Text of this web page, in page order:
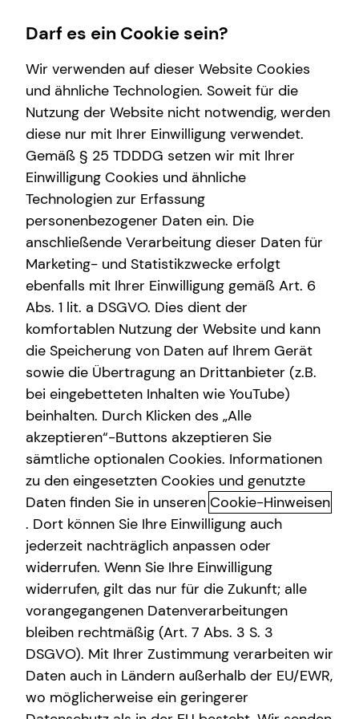
Wissenswertes
Interview
Über mich
Über tecis
Podcast
teamzukunft
Finanzberatung
Immobilienfinanzierung
Investment
Altersvorsorge
Karriere
Karrierechancen
Trainee
Praktikum
Service
Kundenportal
Schadenabwicklung
Stjepan Filipovic
Interview mit Stjepan Filipovic
Seit wann bist du schon bei tecis?
Seit dem 01.06.2003
Welchen Beruf hattest du, bevor du zu tecis
gekommen bist?
Erstes Semester Wirtschaftsinformatik
Warum hast du dich für eine Tätigkeit bei tecis
entschieden?
Schon als Jugendlicher habe ich mich für Börse
Was war dein schönstes oder emotionalstes
Darf es ein Cookie sein?
Wir verwenden auf dieser Website Cookies
und ähnliche Technologien. Soweit für die
Nutzung der Website nicht notwendig, werden
diese nur mit Ihrer Einwilligung verwendet.
Gemäß § 25 TDDDG setzen wir mit Ihrer
Einwilligung Cookies und ähnliche
Technologien zur Erfassung
personenbezogener Daten ein. Die
anschließende Verarbeitung dieser Daten für
Marketing- und Statistikzwecke erfolgt
ebenfalls mit Ihrer Einwilligung gemäß Art. 6
Abs. 1 lit. a DSGVO. Dies dient der
komfortablen Nutzung der Website und kann
die Speicherung von Daten auf Ihrem Gerät
sowie die Übertragung an Drittanbieter (z.B.
bei eingebetteten Inhalten wie YouTube)
beinhalten. Durch Klicken des „Alle
akzeptieren“-Buttons akzeptieren Sie
sämtliche optionalen Cookies. Informationen
zu den eingesetzten Cookies und genutzte
Daten finden Sie in unseren Cookie-Hinweisen
. Dort können Sie Ihre Einwilligung auch
jederzeit nachträglich anpassen oder
widerrufen. Wenn Sie Ihre Einwilligung
widerrufen, gilt das nur für die Zukunft; alle
vorangegangenen Datenverarbeitungen
bleiben rechtmäßig (Art. 7 Abs. 3 S. 3
DSGVO). Mit Ihrer Zustimmung verarbeiten wir
Daten auch in Ländern außerhalb der EU/EWR,
wo möglicherweise ein geringerer